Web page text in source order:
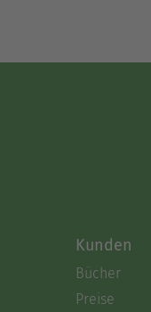
Kunden
Bücher
Preise